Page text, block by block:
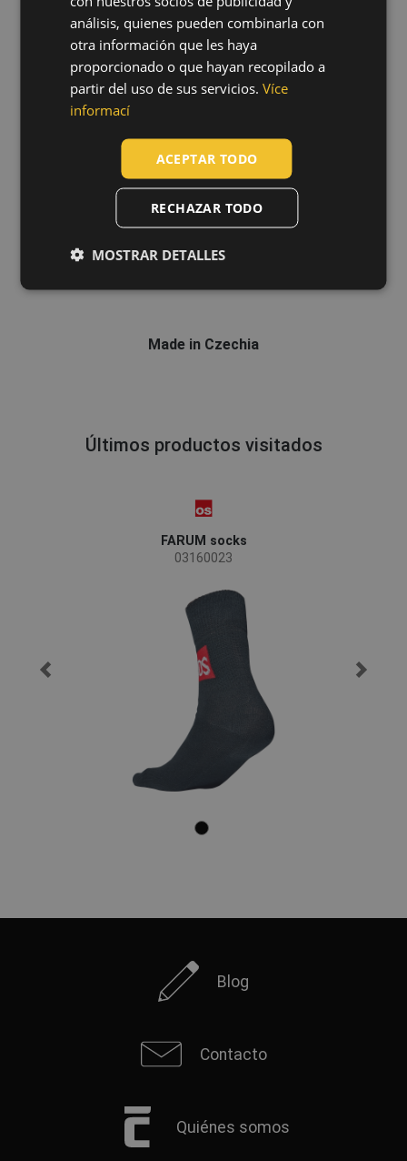
Tecnología
Made in Czechia
Últimos productos visitados
FARUM socks
03160023
Blog
Contacto
Quiénes somos
POLISH
SPANISH
FRENCH
análisis, quienes pueden combinarla con
otra información que les haya
proporcionado o que hayan recopilado a
partir del uso de sus servicios. Více
informací
ACEPTAR TODO
RECHAZAR TODO
MOSTRAR DETALLES